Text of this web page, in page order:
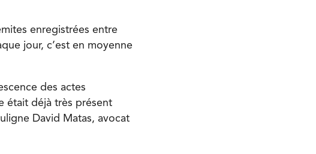
enregistrées entre
jour, c’est en moyenne
des actes
était déjà très présent
David Matas, avocat